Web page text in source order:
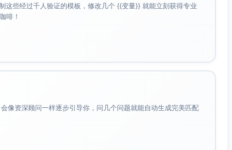
这些经过千人验证的模板，修改几个 {{变量}} 就能立刻获得专业
啡！
像资深顾问一样逐步引导你，问几个问题就能自动生成完美匹配